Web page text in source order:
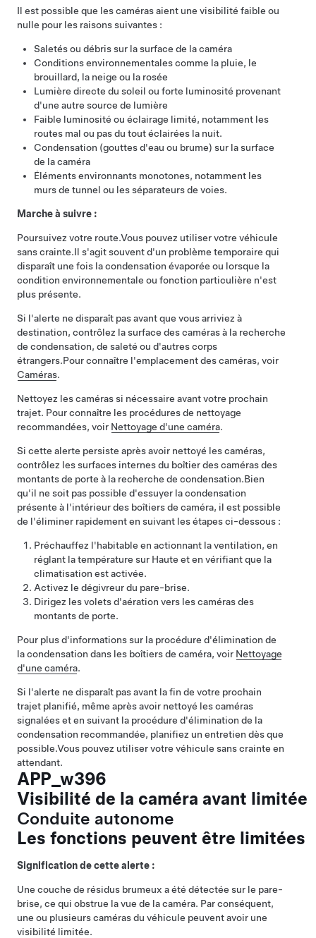
Il est possible que les caméras aient une visibilité faible ou
nulle pour les raisons suivantes :
Saletés ou débris sur la surface de la caméra
Conditions environnementales comme la pluie, le
brouillard, la neige ou la rosée
Lumière directe du soleil ou forte luminosité provenant
d'une autre source de lumière
Faible luminosité ou éclairage limité, notamment les
routes mal ou pas du tout éclairées la nuit.
Condensation (gouttes d'eau ou brume) sur la surface
de la caméra
Éléments environnants monotones, notamment les
murs de tunnel ou les séparateurs de voies.
Marche à suivre :
Poursuivez votre route.Vous pouvez utiliser votre véhicule
sans crainte.Il s'agit souvent d'un problème temporaire qui
disparaît une fois la condensation évaporée ou lorsque la
condition environnementale ou fonction particulière n'est
plus présente.
Si l'alerte ne disparaît pas avant que vous arriviez à
destination, contrôlez la surface des caméras à la recherche
de condensation, de saleté ou d'autres corps
étrangers.Pour connaître l'emplacement des caméras, voir
Caméras.
Nettoyez les caméras si nécessaire avant votre prochain
trajet. Pour connaître les procédures de nettoyage
recommandées, voir Nettoyage d'une caméra.
Si cette alerte persiste après avoir nettoyé les caméras,
contrôlez les surfaces internes du boîtier des caméras des
montants de porte à la recherche de condensation.Bien
qu'il ne soit pas possible d'essuyer la condensation
présente à l'intérieur des boîtiers de caméra, il est possible
de l'éliminer rapidement en suivant les étapes ci-dessous :
Préchauffez l'habitable en actionnant la ventilation, en
réglant la température sur Haute et en vérifiant que la
climatisation est activée.
Activez le dégivreur du pare-brise.
Dirigez les volets d'aération vers les caméras des
montants de porte.
Pour plus d'informations sur la procédure d'élimination de
la condensation dans les boîtiers de caméra, voir Nettoyage
d'une caméra.
Si l'alerte ne disparaît pas avant la fin de votre prochain
trajet planifié, même après avoir nettoyé les caméras
signalées et en suivant la procédure d'élimination de la
condensation recommandée, planifiez un entretien dès que
possible.Vous pouvez utiliser votre véhicule sans crainte en
attendant.
APP_w396
Visibilité de la caméra avant limitée
Conduite autonome
Les fonctions peuvent être limitées
Signification de cette alerte :
Une couche de résidus brumeux a été détectée sur le pare-
brise, ce qui obstrue la vue de la caméra. Par conséquent,
une ou plusieurs caméras du véhicule peuvent avoir une
visibilité limitée.